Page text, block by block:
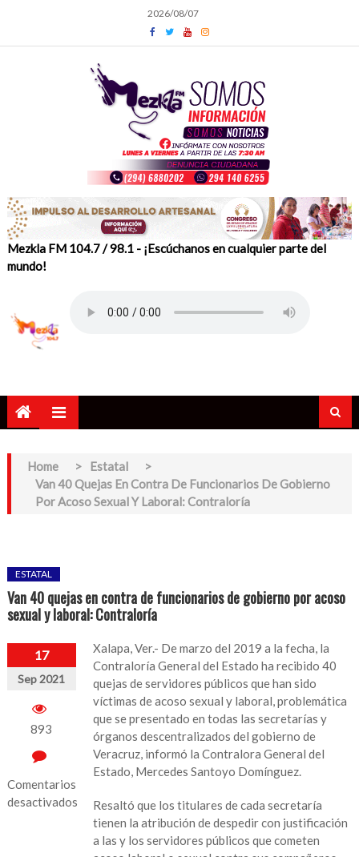
content
2026/08/07
Mezkla FM 104.7 / 98.1 - ¡Escúchanos en cualquier parte del
mundo!
Home > Estatal
>
Van 40 Quejas En Contra De Funcionarios De Gobierno
Por Acoso Sexual Y Laboral: Contraloría
ESTATAL
Van 40 quejas en contra de funcionarios de gobierno por acoso
sexual y laboral: Contraloría
17
Sep 2021
893
Comentarios
desactivados
Xalapa, Ver.- De marzo del 2019 a la fecha, la
Contraloría General del Estado ha recibido 40
quejas de servidores públicos que han sido
víctimas de acoso sexual y laboral, problemática
que se presentado en todas las secretarías y
órganos descentralizados del gobierno de
Veracruz, informó la Contralora General del
Estado, Mercedes Santoyo Domínguez.
Resaltó que los titulares de cada secretaría
tienen la atribución de despedir con justificación
a las y los servidores públicos que cometen